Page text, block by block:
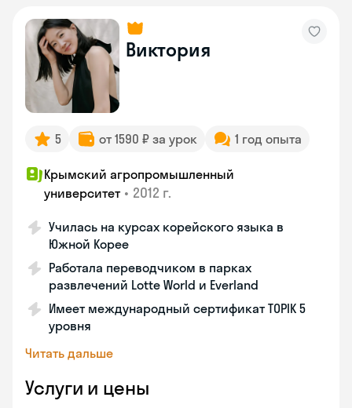
Виктория
5 от 1590 ₽ за урок 1 год опыта
Крымский агропромышленный
университет • 2012 г.
Училась на курсах корейского языка в
Южной Корее
Работала переводчиком в парках
развлечений Lotte World и Everland
Имеет международный сертификат TOPIK 5
уровня
Читать дальше
Услуги и цены